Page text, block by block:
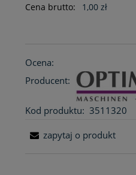
Cena brutto: 1,00 zł
Ocena:
Producent:
Kod produktu: 3511320
zapytaj o produkt